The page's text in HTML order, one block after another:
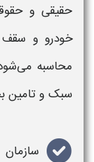
حقیقی و
خودرو و سقف
محاسبه
سبک و تامین